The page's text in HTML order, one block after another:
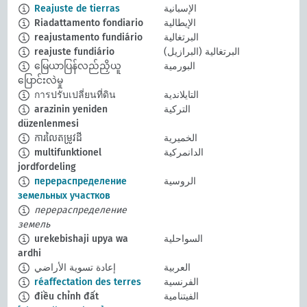
Reajuste de tierras
الإسبانية
Riadattamento fondiario
الإيطالية
reajustamento fundiário
البرتغالية
reajuste fundiário
البرتغالية (البرازيل)
မြေယာပြန်လည်ညှိယူ
ပြောင်းလဲမှု
البورمية
การปรับเปลี่ยนที่ดิน
التايلاندية
arazinin yeniden
düzenlenmesi
التركية
ការលៃតម្រូវដី
الخميرية
multifunktionel
jordfordeling
الدانمركية
перераспределение
земельных участков
الروسية
перераспределение
земель
urekebishaji upya wa
ardhi
السواحلية
إعادة تسوية الأراضي
العربية
réaffectation des terres
الفرنسية
điều chỉnh đất
الفيتنامية